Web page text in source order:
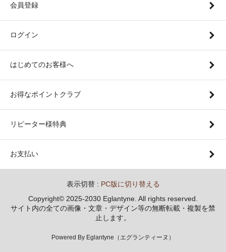
会員登録
ログイン
はじめてのお客様へ
お得なポイントクラブ
リピーター様特典
お支払い
表示切替 : PC版に切り替える
Copyright© 2025-2030 Eglantyne. All rights reserved.
サイト内の全ての画像・文章・デザイン等の無断転載・複製を禁
止します。
Powered By Eglantyne（エグランティーヌ）